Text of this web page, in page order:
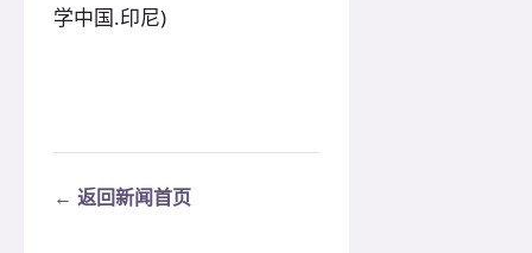
学中国.印尼)
← 返回新闻首页